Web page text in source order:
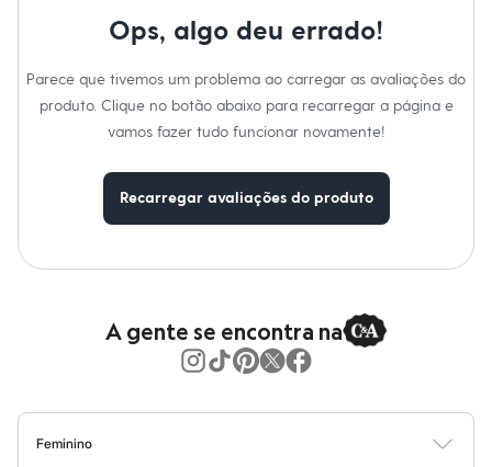
Dia dos Pais
Inverno
Novidades
Camisetas e Regatas
Jeans
Bolsas e Mochilas
Chapéus e Bonés
Relógios
Calçados
Não secar em secadora.
Secar na vertical.
Lavar a seco.
Não limpar a úmido.
Ops, algo deu errado!
Parece que tivemos um problema ao carregar as avaliações do
produto. Clique no botão abaixo para recarregar a página e
vamos fazer tudo funcionar novamente!
Recarregar avaliações do produto
A gente se encontra na
Feminino